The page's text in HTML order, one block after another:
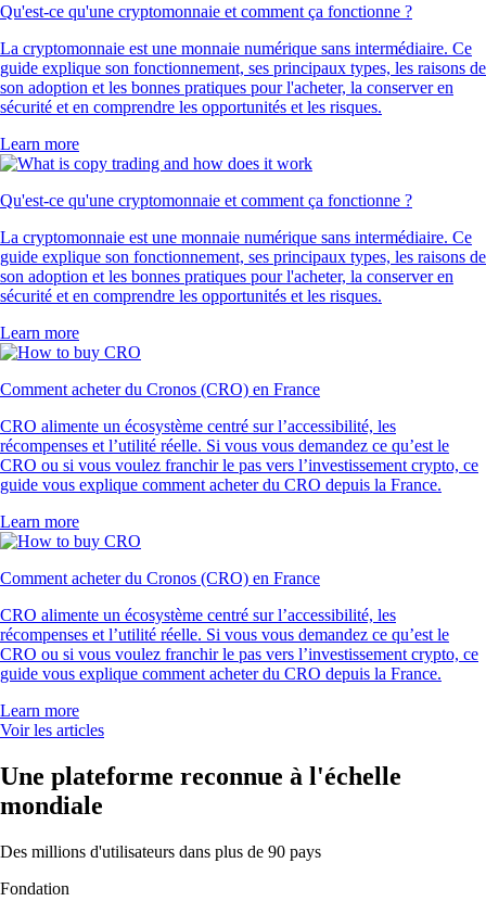
Qu'est-ce qu'une cryptomonnaie et comment ça fonctionne ?
La cryptomonnaie est une monnaie numérique sans intermédiaire. Ce
guide explique son fonctionnement, ses principaux types, les raisons de
son adoption et les bonnes pratiques pour l'acheter, la conserver en
sécurité et en comprendre les opportunités et les risques.
Learn more
Qu'est-ce qu'une cryptomonnaie et comment ça fonctionne ?
La cryptomonnaie est une monnaie numérique sans intermédiaire. Ce
guide explique son fonctionnement, ses principaux types, les raisons de
son adoption et les bonnes pratiques pour l'acheter, la conserver en
sécurité et en comprendre les opportunités et les risques.
Learn more
Comment acheter du Cronos (CRO) en France
CRO alimente un écosystème centré sur l’accessibilité, les
récompenses et l’utilité réelle. Si vous vous demandez ce qu’est le
CRO ou si vous voulez franchir le pas vers l’investissement crypto, ce
guide vous explique comment acheter du CRO depuis la France.
Learn more
Comment acheter du Cronos (CRO) en France
CRO alimente un écosystème centré sur l’accessibilité, les
récompenses et l’utilité réelle. Si vous vous demandez ce qu’est le
CRO ou si vous voulez franchir le pas vers l’investissement crypto, ce
guide vous explique comment acheter du CRO depuis la France.
Learn more
Voir les articles
Une plateforme reconnue à l'échelle
mondiale
Des millions d'utilisateurs dans plus de 90 pays
Fondation